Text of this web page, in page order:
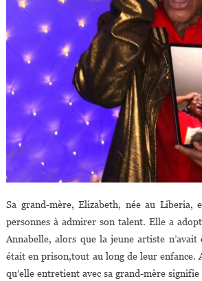
Sa grand-mère, Elizabeth, née au Liberia,
personnes à admirer son talent. Elle a
Annabelle, alors que la jeune artiste
était en prison,tout au long de leur
qu’elle entretient avec sa grand-mère